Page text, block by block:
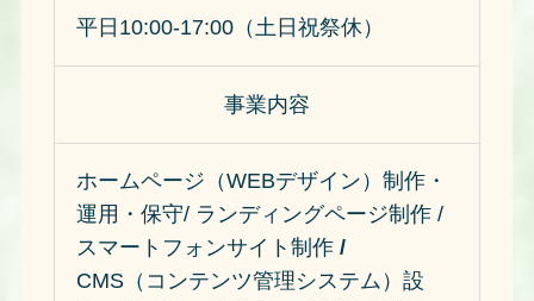
平日10:00-17:00（土日祝祭休）
事業内容
ホームページ（WEBデザイン）制作・
運用・保守/ ランディングページ制作 /
スマートフォンサイト制作/
CMS（コンテンツ管理システム）設